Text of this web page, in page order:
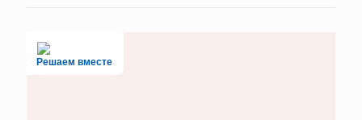
Решаем вместе